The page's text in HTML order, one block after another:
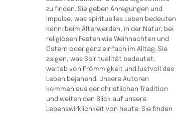
zu finden. Sie geben Anregungen und
Impulse, was spirituelles Leben bedeuten
kann: beim Älterwerden, in der Natur, bei
religiösen Festen wie Weihnachten und
Ostern oder ganz einfach im Alltag. Sie
zeigen, was Spiritualität bedeutet,
weitab von Frömmigkeit und lustvoll das
Leben bejahend. Unsere Autoren
kommen aus der christlichen Tradition
und weiten den Blick auf unsere
Lebenswirklichkeit von heute. Sie finden